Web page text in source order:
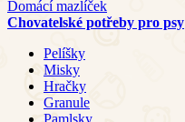
Domácí mazlíček
Chovatelské potřeby pro psy
Pelíšky
Misky
Hračky
Granule
Pamlsky